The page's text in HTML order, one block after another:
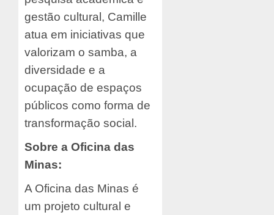
gestão cultural, Camille
atua em iniciativas que
valorizam o samba, a
diversidade e a
ocupação de espaços
públicos como forma de
transformação social.
Sobre a Oficina das
Minas:
A Oficina das Minas é
um projeto cultural e